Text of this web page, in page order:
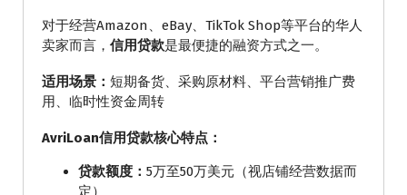
对于经营Amazon、eBay、TikTok Shop等平台的华人
卖家而言， 信用贷款是最便捷的融资方式之一。
适用场景： 短期备货、采购原材料、平台营销推广费
用、临时性资金周转
AvriLoan信用贷款核心特点：
贷款额度： 5万至50万美元（视店铺经营数据而
定）